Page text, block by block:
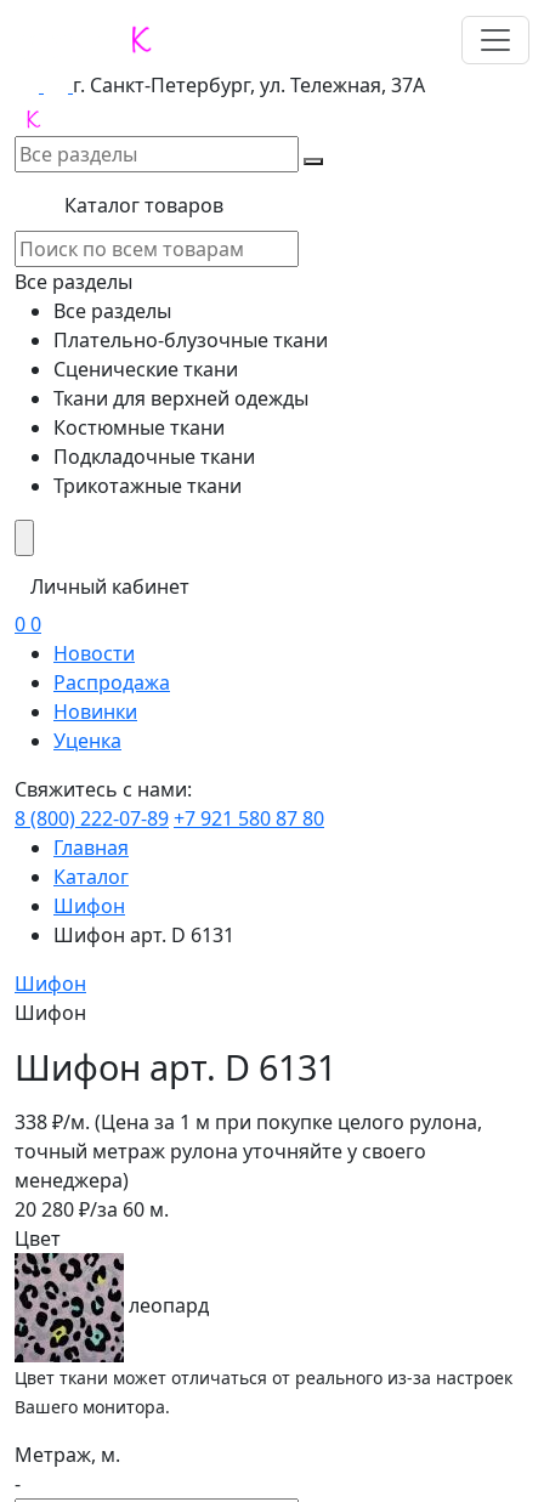
г. Санкт-Петербург, ул. Тележная, 37А
Каталог товаров
Все разделы
Все разделы
Плательно-блузочные ткани
Сценические ткани
Ткани для верхней одежды
Костюмные ткани
Подкладочные ткани
Трикотажные ткани
Личный кабинет
00
Новости
Распродажа
Новинки
Уценка
Свяжитесь с нами:
8 (800) 222-07-89+7 921 580 87 80
Главная
Каталог
Шифон
Шифон арт. D 6131
Шифон
Шифон
Шифон арт. D 6131
338₽/м. (Цена за 1 м при покупке целого рулона,
точный метраж рулона уточняйте у своего
менеджера)
20 280₽/за 60 м.
Цвет
леопард
Цвет ткани может отличаться от реального из-за настроек
Вашего монитора.
Метраж, м.
-